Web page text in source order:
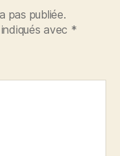
pas publiée.
avec *